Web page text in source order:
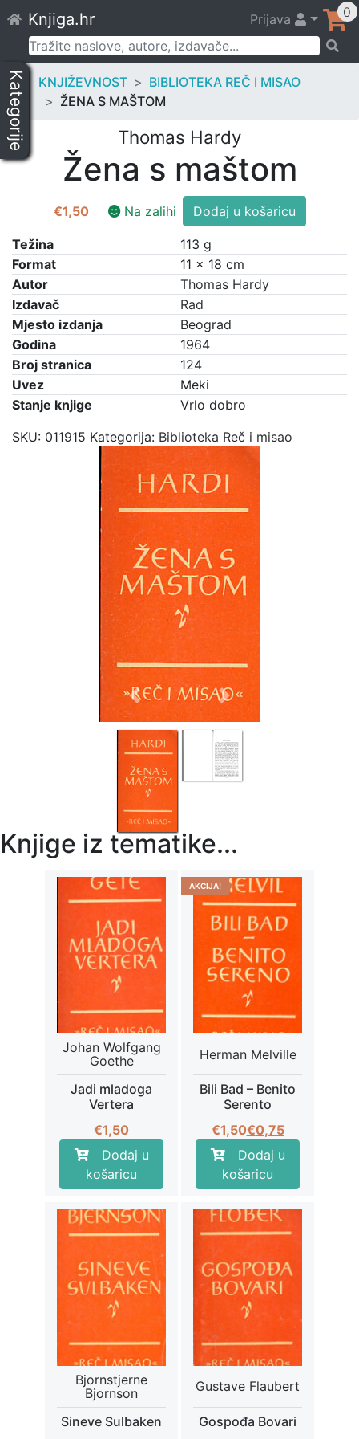
to
content
Knjiga.hr Prijava 0
Pretraži:
Kategorije KNJIŽEVNOST
BIBLIOTEKA REČ I MISAO
ŽENA S MAŠTOM
Thomas Hardy
Žena s maštom
€1,50 Na zalihi
Žena
s
maštom
količina
Dodaj u košaricu
Težina
113 g
Format
11 × 18 cm
Autor
Thomas Hardy
Izdavač
Rad
Mjesto izdanja
Beograd
Godina
1964
Broj stranica
124
Uvez
Meki
Stanje knjige
Vrlo dobro
SKU: 011915 Kategorija: Biblioteka Reč i misao
Previous Next
Knjige iz tematike...
Johan Wolfgang
Goethe
Jadi mladoga
Vertera
€1,50
Dodaj u
košaricu
AKCIJA!
Herman Melville
Bili Bad – Benito
Serento
€1,50Izvorna
cijena
bila
je:
€1,50.
€0,75
Trenutna
cijena
je:
€0,75.
Dodaj u
košaricu
Bjornstjerne
Bjornson
Sineve Sulbaken
Gustave Flaubert
Gospođa Bovari